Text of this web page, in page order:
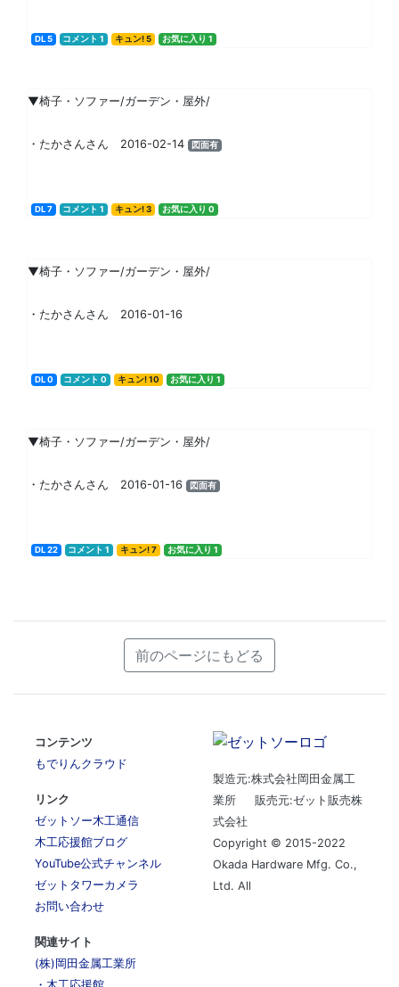
DL 5 コメント 1 キュン! 5 お気に入り 1
▼椅子・ソファー/ガーデン・屋外/
・たかさんさん 2016-02-14 図面有
DL 7 コメント 1 キュン! 3 お気に入り 0
▼椅子・ソファー/ガーデン・屋外/
・たかさんさん 2016-01-16
DL 0 コメント 0 キュン! 10 お気に入り 1
▼椅子・ソファー/ガーデン・屋外/
・たかさんさん 2016-01-16 図面有
DL 22 コメント 1 キュン! 7 お気に入り 1
前のページにもどる
コンテンツ
もでりんクラウド
リンク
ゼットソー木工通信
木工応援館ブログ
YouTube公式チャンネル
ゼットタワーカメラ
お問い合わせ
関連サイト
(株)岡田金属工業所
製造元:株式会社岡田金属工
業所 販売元:ゼット販売株
式会社
Copyright © 2015-2022
Okada Hardware Mfg. Co.,
Ltd. All